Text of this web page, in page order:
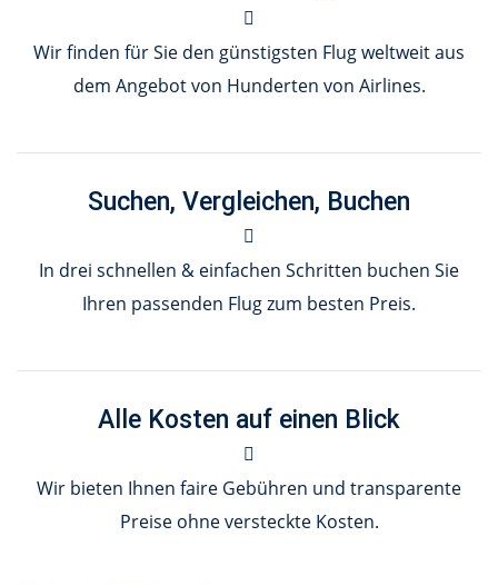
Wir finden für Sie den günstigsten Flug weltweit aus
dem Angebot von Hunderten von Airlines.
Suchen, Vergleichen, Buchen
In drei schnellen & einfachen Schritten buchen Sie
Ihren passenden Flug zum besten Preis.
Alle Kosten auf einen Blick
Wir bieten Ihnen faire Gebühren und transparente
Preise ohne versteckte Kosten.